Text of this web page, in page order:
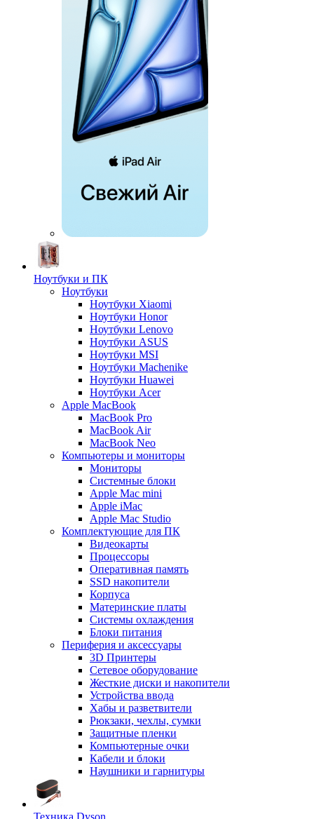
Ноутбуки и ПК
Ноутбуки
Ноутбуки Xiaomi
Ноутбуки Honor
Ноутбуки Lenovo
Ноутбуки ASUS
Ноутбуки MSI
Ноутбуки Machenike
Ноутбуки Huawei
Ноутбуки Acer
Apple MacBook
MacBook Pro
MacBook Air
MacBook Neo
Компьютеры и мониторы
Мониторы
Системные блоки
Apple Mac mini
Apple iMac
Apple Mac Studio
Комплектующие для ПК
Видеокарты
Процессоры
Оперативная память
SSD накопители
Корпуса
Материнские платы
Системы охлаждения
Блоки питания
Периферия и аксессуары
3D Принтеры
Сетевое оборудование
Жесткие диски и накопители
Устройства ввода
Хабы и разветвители
Рюкзаки, чехлы, сумки
Защитные пленки
Компьютерные очки
Кабели и блоки
Наушники и гарнитуры
Техника Dyson